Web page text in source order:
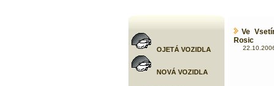
OJETÁ VOZIDLA
NOVÁ VOZIDLA
Ve
Rosic